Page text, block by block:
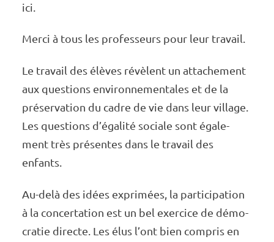
ici.
Merci à tous les profes­seurs pour leur travail.
Le travail des élèves révèlent un atta­­­che­­­ment
aux ques­­­tions envi­­­ron­­­ne­­­men­­­tales et de la
préser­­­va­­­tion du cadre de vie dans leur village.
Les ques­­­tions d’éga­­lité sociale sont égale­­­
ment très présentes dans le travail des
enfants.
Au-delà des idées expri­mées, la parti­ci­pa­tion
à la concer­ta­tion est un bel exer­cice de démo­
cra­tie directe. Les élus l’ont bien compris en